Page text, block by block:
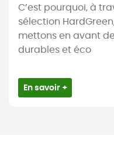
C’est pourquoi, à
sélection
mettons en avant
durables et éco
En savoir +